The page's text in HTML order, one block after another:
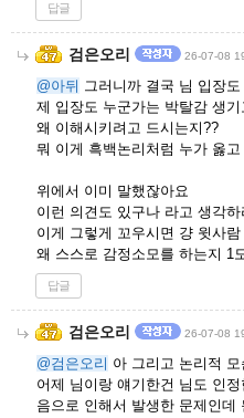
답글
검은오리 26-07-08
@아뒤 그러니까 결국 님 입장
제 입장도 누군가는 박탈감 생기
왜 이해시키려고 드시는지??
뭐 이게 흑백논리처럼 누가 옳
위에서 이미 말했잖아요
이런 의견도 있구나 라고 생각하
이게 그렇게 꼬우시면 걍 윗사
왜 스스로 감정소모를 하는지 1
답글
검은오리 26-07-08
@검은오리 아 그리고 논리적
어제 님이랑 얘기한건 님도 인
음으로 인해서 발생한 문제인